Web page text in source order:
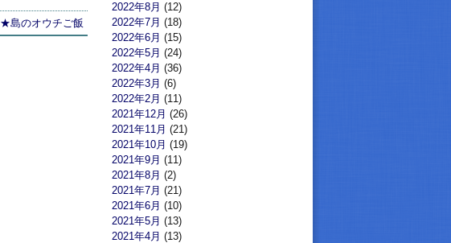
★島のオウチご飯
2022年8月 (12)
2022年7月 (18)
2022年6月 (15)
2022年5月 (24)
2022年4月 (36)
2022年3月 (6)
2022年2月 (11)
2021年12月 (26)
2021年11月 (21)
2021年10月 (19)
2021年9月 (11)
2021年8月 (2)
2021年7月 (21)
2021年6月 (10)
2021年5月 (13)
2021年4月 (13)